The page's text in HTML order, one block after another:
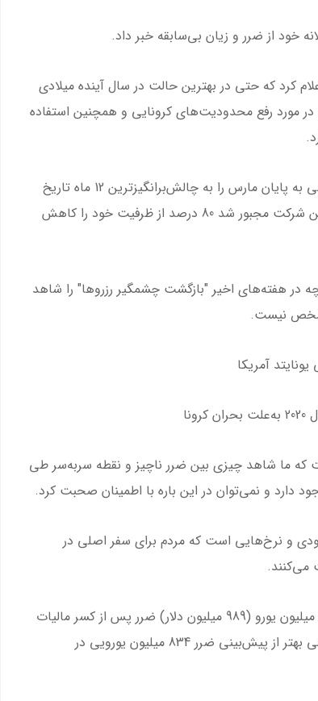
خود از ضرر و زیان بی‌سابقه خبر داد.
کرد که حتی در بهترین حالت در سال آینده میلادی
مورد رفع محدودیت‌های کرونایی و همچنین استفاده
بنا به اعلام رایان ایر، همه‌گیری کرونا 12 ماه منتهی به پایان مارس را به چالش‌برانگیزترین 12 ماه تاریخ
این شرکت تبدیل کرده است و به همین دلیل، این شرکت مجبور شد 80 درصد از ظرفیت خود را کاهش
در هفته‌های اخیر "بازگشت چشمگیر رزروها" را شاهد
مشخص نیست.
که ما شاهد چیزی بین ضرر ناچیز و نقطه سربه‌سر طی
و نرخ‌هایی است که مردم برای سفر اصلی در
می‌کنند.
این شرکت هواپیمایی گزارش داد که سالانه 815 میلیون یورو (989 میلیون دلار) ضرر پس از کسر مالیات
در سال مالی خود تا 31 مارس داشته است که کمی بهتر از پیش‌بینی ضرر 834 میلیون یورویی در